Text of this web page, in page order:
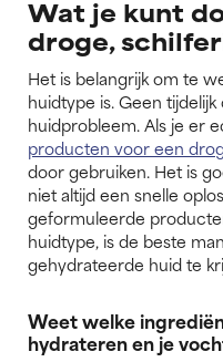
Wat je kunt
droge,
Het is belangrijk om te
huidtype is. Geen
huidprobleem. Als je er
producten voor een
door gebruiken. Het is
niet altijd een snelle
geformuleerde
huidtype, is de beste
gehydrateerde huid te
Weet welke
hydrateren en je